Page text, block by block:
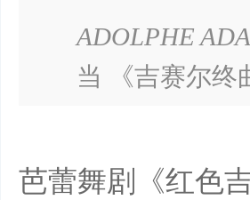
ADOLPHE
当 《吉赛尔终
芭蕾舞剧《红色